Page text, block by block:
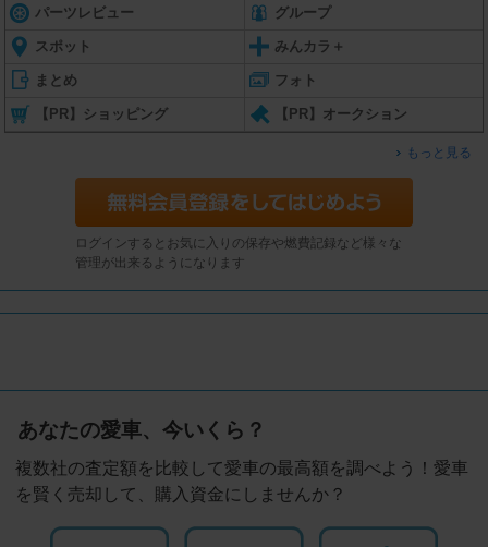
パーツレビュー グループ
スポット みんカラ＋
まとめ フォト
【PR】ショッピング 【PR】オークション
もっと見る
ログインするとお気に入りの保存や燃費記録など様々な
管理が出来るようになります
あなたの愛車、今いくら？
複数社の査定額を比較して愛車の最高額を調べよう！愛車
を賢く売却して、購入資金にしませんか？